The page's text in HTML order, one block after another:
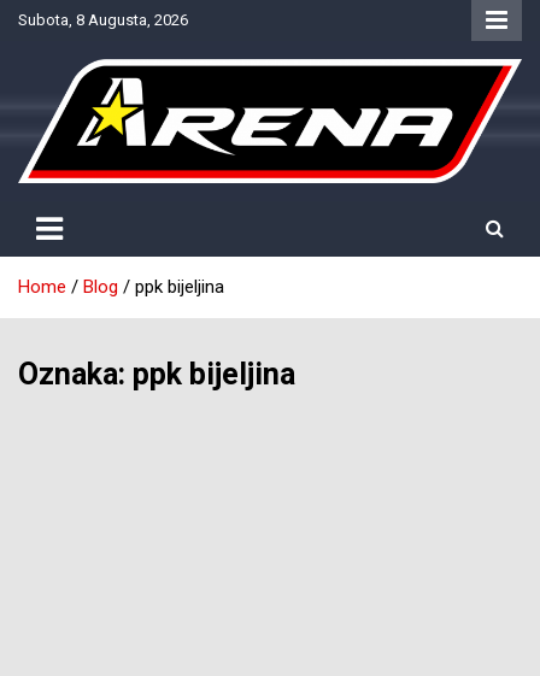
SkipSubota, 8 Augusta, 2026
NTV Arena
Home Blog ppk bijeljina
Oznaka: ppk bijeljina